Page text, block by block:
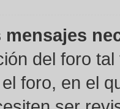
mensajes
del foro
foro, en el